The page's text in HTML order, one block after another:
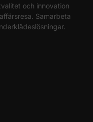
och innovation
Samarbeta